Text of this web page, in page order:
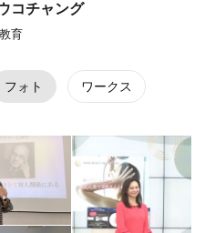
コチャング
教育
フォト ワークス